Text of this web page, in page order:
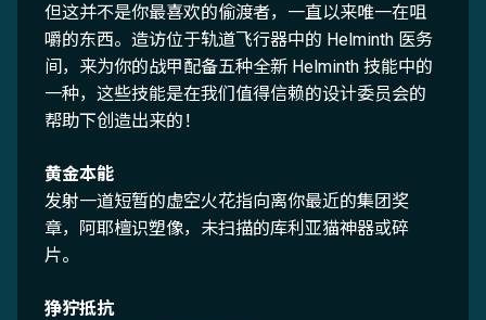
但这并不是你最喜欢的偷渡者，一直以来唯一在咀
嚼的东西。造访位于轨道飞行器中的 Helminth 医务
间，来为你的战甲配备五种全新 Helminth 技能中的
一种，这些技能是在我们值得信赖的设计委员会的
帮助下创造出来的！
黄金本能
发射一道短暂的虚空火花指向离你最近的集团奖
章，阿耶檀识塑像，未扫描的库利亚猫神器或碎
片。
狰狞抵抗